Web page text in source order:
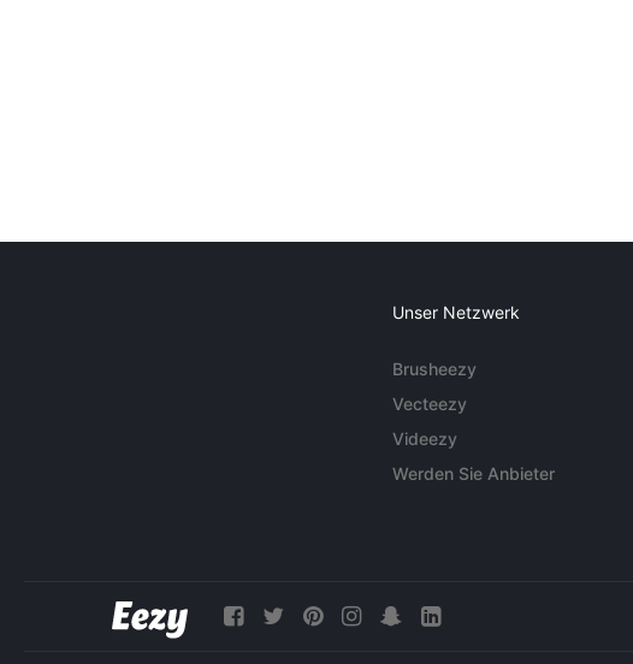
Unser Netzwerk
Brusheezy
Vecteezy
Videezy
Werden Sie Anbieter